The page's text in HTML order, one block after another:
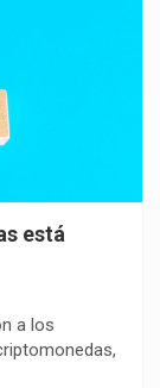
está
a los